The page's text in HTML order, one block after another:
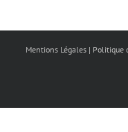
Mentions Légales | Politique